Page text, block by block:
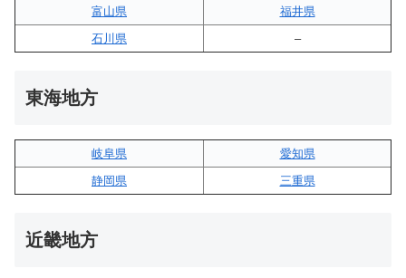
富山県
福井県
石川県
–
東海地方
岐阜県
愛知県
静岡県
三重県
近畿地方